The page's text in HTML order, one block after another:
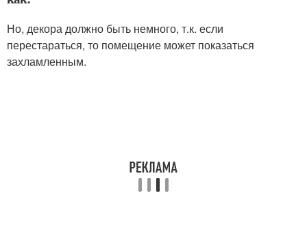
Но, декора должно быть немного, т.к. если
перестараться, то помещение может показаться
захламленным.